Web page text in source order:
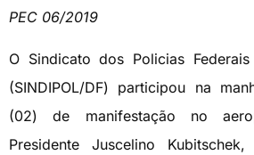
PEC 06/2019
O Sindicato dos Policias
(SINDIPOL/DF) participou na
(02) de manifestação no
Presidente Juscelino